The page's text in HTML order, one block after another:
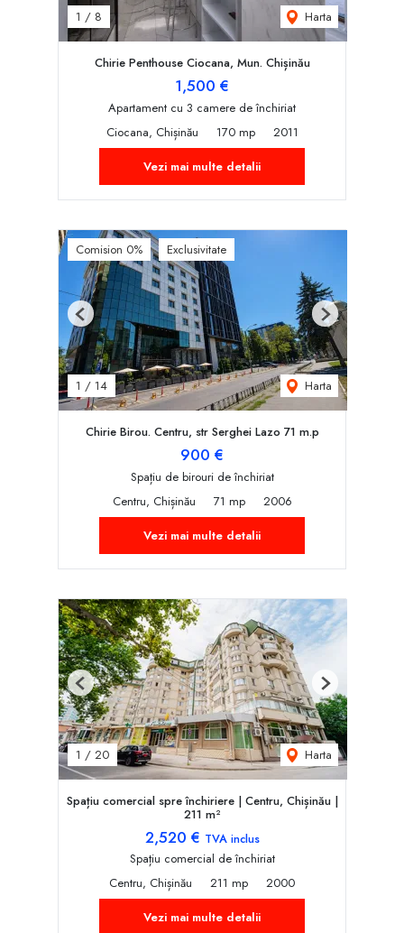
1 / 8 Harta
Chirie Penthouse Ciocana, Mun. Chișinău
1,500 €
Apartament cu 3 camere de închiriat
Ciocana, Chișinău
170 mp
2011
Vezi mai multe detalii
Comision 0% Exclusivitate
1 / 14 Harta
Previous Next
Chirie Birou. Centru, str Serghei Lazo 71 m.p
900 €
Spațiu de birouri de închiriat
Centru, Chișinău
71 mp
2006
Vezi mai multe detalii
1 / 20 Harta
Previous Next
Spațiu comercial spre închiriere | Centru, Chișinău |
211 m²
2,520 € TVA inclus
Spațiu comercial de închiriat
Centru, Chișinău
211 mp
2000
Vezi mai multe detalii